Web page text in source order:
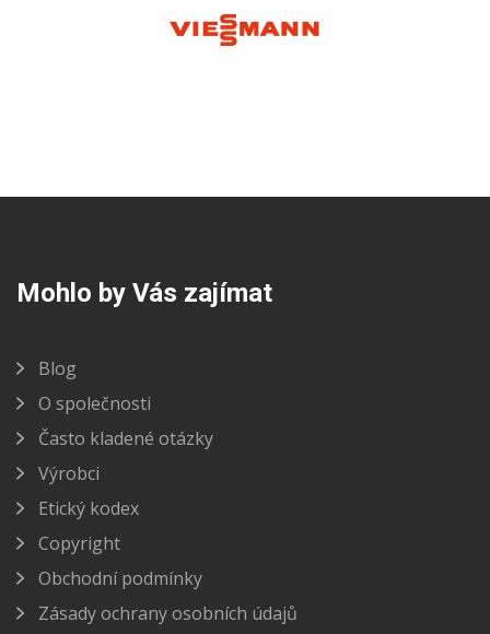
Mohlo by Vás zajímat
Blog
O společnosti
Často kladené otázky
Výrobci
Etický kodex
Copyright
Obchodní podmínky
Zásady ochrany osobních údajů